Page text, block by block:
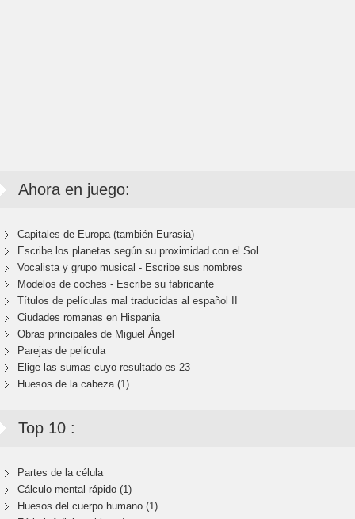
Ahora en juego:
Capitales de Europa (también Eurasia)
Escribe los planetas según su proximidad con el Sol
Vocalista y grupo musical - Escribe sus nombres
Modelos de coches - Escribe su fabricante
Títulos de películas mal traducidas al español II
Ciudades romanas en Hispania
Obras principales de Miguel Ángel
Parejas de película
Elige las sumas cuyo resultado es 23
Huesos de la cabeza (1)
Top 10 :
Partes de la célula
Cálculo mental rápido (1)
Huesos del cuerpo humano (1)